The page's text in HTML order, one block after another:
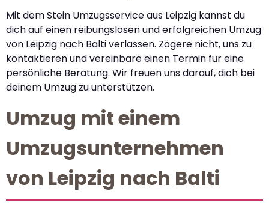
Mit dem Stein Umzugsservice aus Leipzig kannst du
dich auf einen reibungslosen und erfolgreichen Umzug
von Leipzig nach Balti verlassen. Zögere nicht, uns zu
kontaktieren und vereinbare einen Termin für eine
persönliche Beratung. Wir freuen uns darauf, dich bei
deinem Umzug zu unterstützen.
Umzug mit einem
Umzugsunternehmen
von Leipzig nach Balti